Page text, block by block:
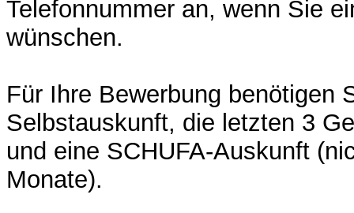
Telefonnummer an, wenn Sie
wünschen.
Für Ihre Bewerbung benötigen
Selbstauskunft, die letzten 3
und eine SCHUFA-Auskunft
Monate).